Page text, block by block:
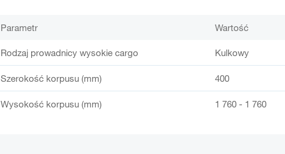
Parametr Wartość
Rodzaj prowadnicy wysokie cargo Kulkowy
Szerokość korpusu (mm) 400
Wysokość korpusu (mm) 1 760 - 1 760